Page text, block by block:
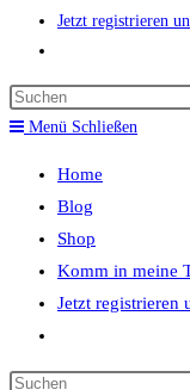
Jetzt registrieren
umschalten
Menü Schließen
Home
Blog
Shop
Komm in meine
Jetzt registrieren
Diese